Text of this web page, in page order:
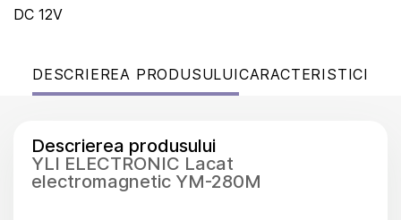
DC 12V
DESCRIEREA PRODUSULUICARACTERISTICI
Descrierea produsului
YLI ELECTRONIC Lacat
electromagnetic YM-280M